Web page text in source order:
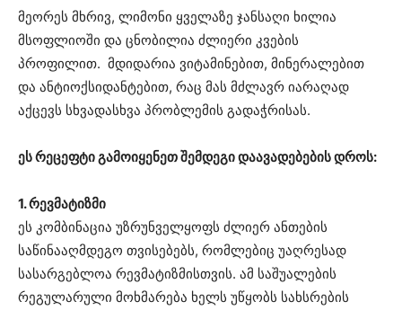
მეორეს მხრივ, ლიმონი ყველაზე ჯანსაღი ხილია
მსოფლიოში და ცნობილია ძლიერი კვების
პროფილით. მდიდარია ვიტამინებით, მინერალებით
და ანტიოქსიდანტებით, რაც მას მძლავრ იარაღად
აქცევს სხვადასხვა პრობლემის გადაჭრისას.
ეს რეცეფტი გამოიყენეთ შემდეგი დაავადებების დროს:
1. რევმატიზმი
ეს კომბინაცია უზრუნველყოფს ძლიერ ანთების
საწინააღმდეგო თვისებებს, რომლებიც უაღრესად
სასარგებლოა რევმატიზმისთვის. ამ საშუალების
რეგულარული მოხმარება ხელს უწყობს სახსრების